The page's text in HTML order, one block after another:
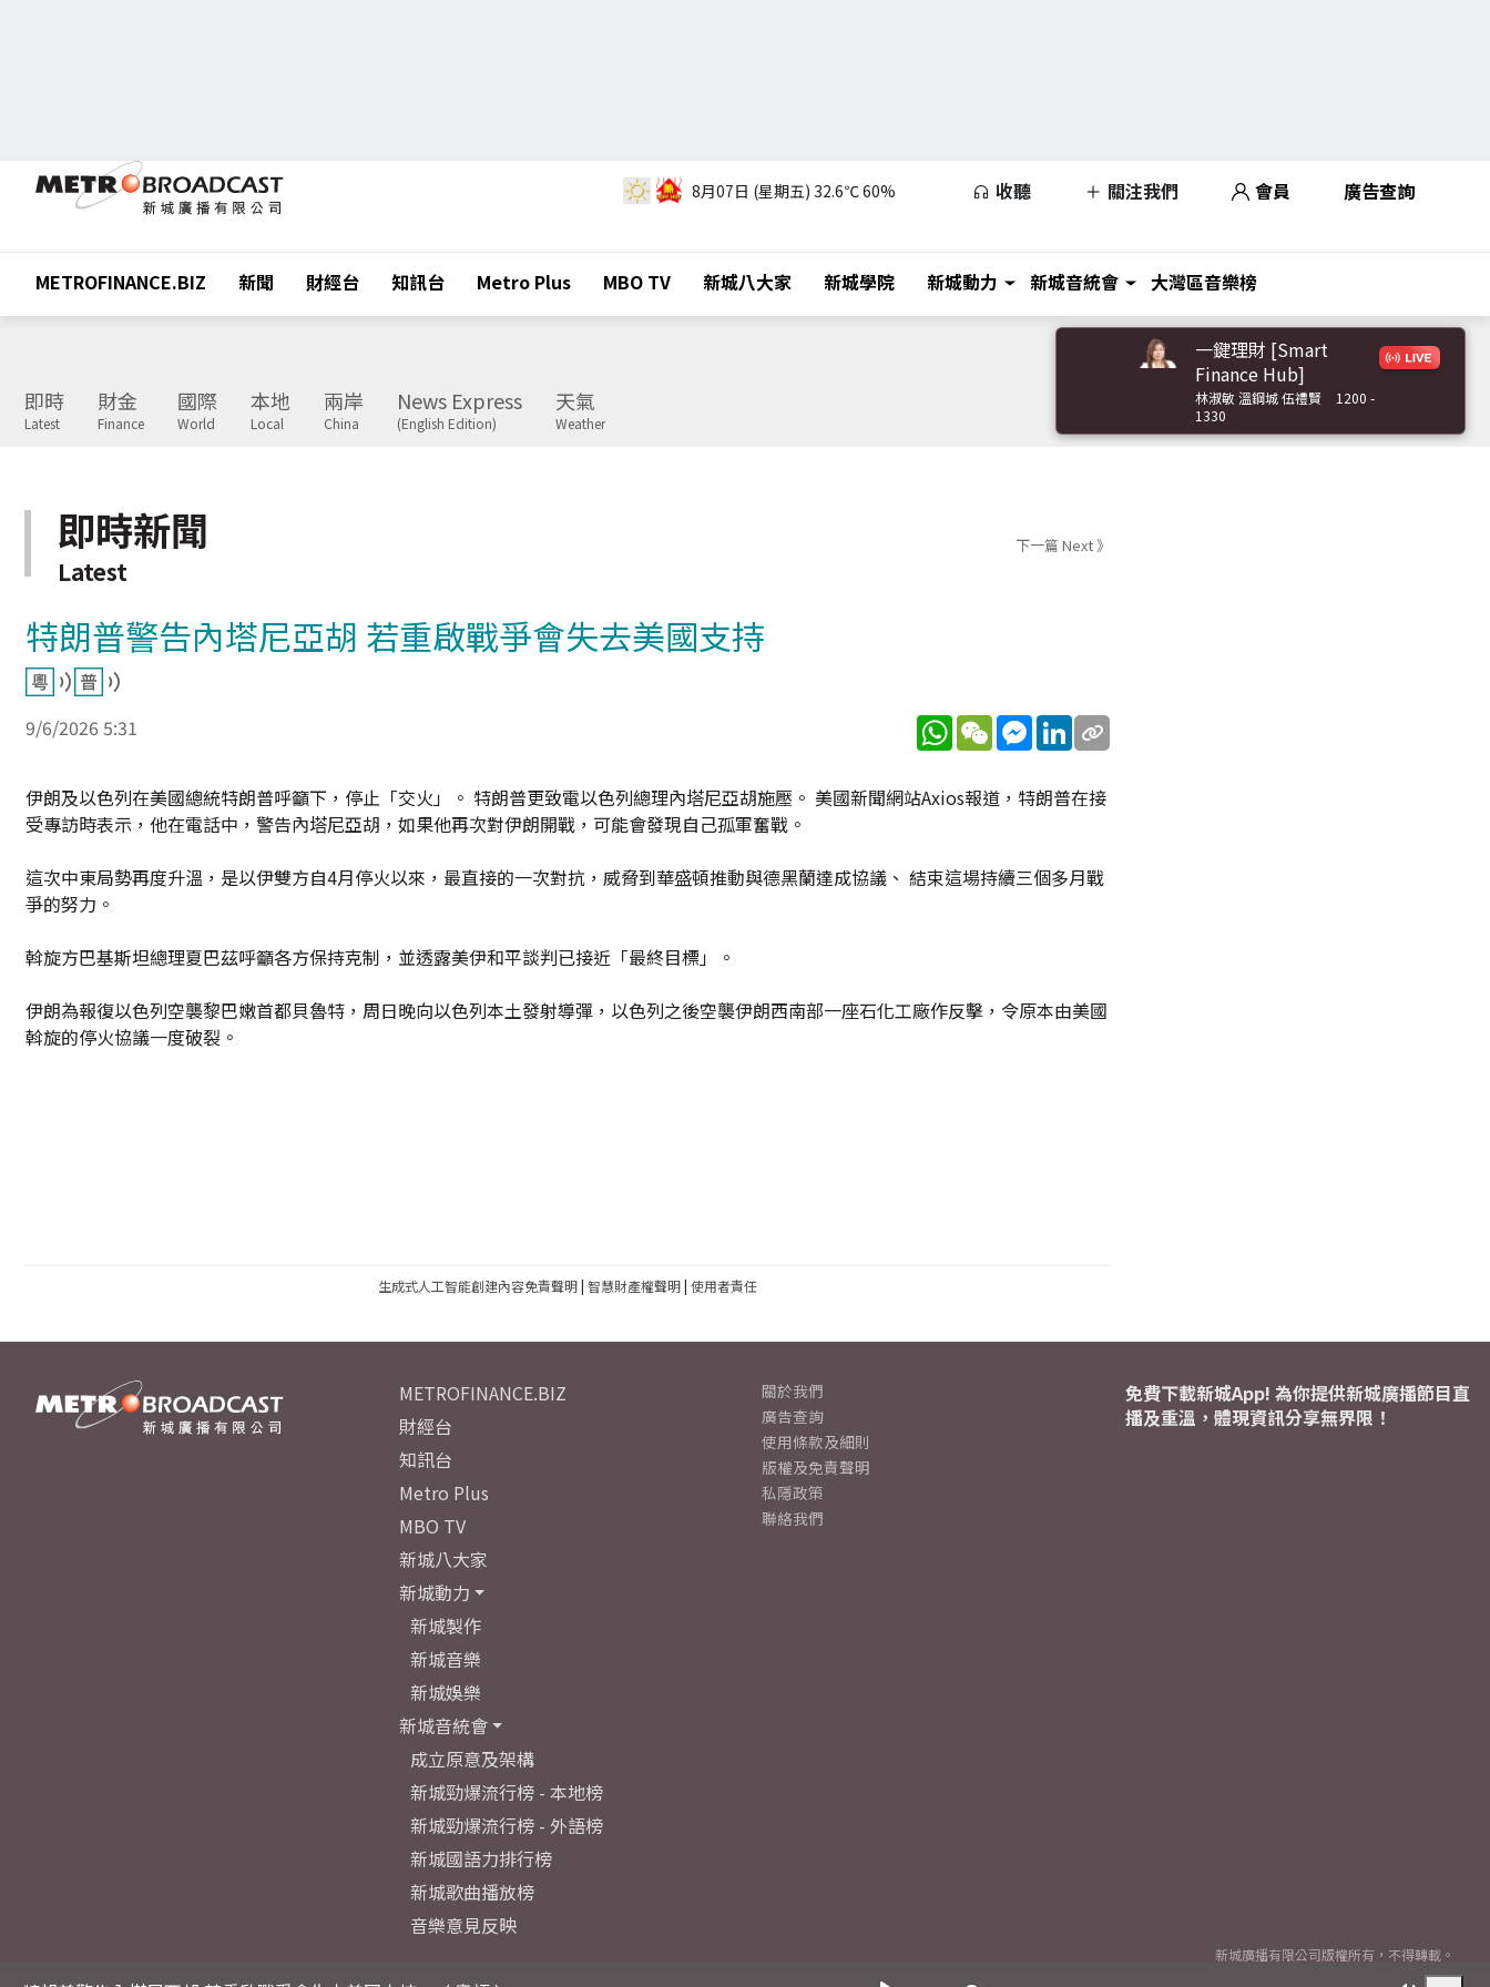
8月07日 (星期五) 32.6℃60% 收聽 關注我們 會員 廣告查詢
METROFINANCE.BIZ 新聞 財經台 知訊台 Metro Plus MBO TV 新城八大家 新城學院 新城動力 新城音統會 大灣區音樂榜
即時
Latest
財金
Finance
國際
World
本地
Local
兩岸
China
News Express
(English Edition)
天氣
Weather
一鍵理財 [Smart
Finance Hub]
林淑敏 溫鋼城 伍禮賢
1200 -
1330
即時新聞
Latest
下一篇 Next 》
特朗普警告內塔尼亞胡 若重啟戰爭會失去美國支持
9/6/2026 5:31 WhatsApp
WeChatMessenger
LinkedIn
伊朗及以色列在美國總統特朗普呼籲下，停止「交火」。 特朗普更致電以色列總理內塔尼亞胡施壓。 美國新聞網站Axios報道，特朗普在接
受專訪時表示，他在電話中，警告內塔尼亞胡，如果他再次對伊朗開戰，可能會發現自己孤軍奮戰。
這次中東局勢再度升溫，是以伊雙方自4月停火以來，最直接的一次對抗，威脅到華盛頓推動與德黑蘭達成協議、 結束這場持續三個多月戰
爭的努力。
斡旋方巴基斯坦總理夏巴茲呼籲各方保持克制，並透露美伊和平談判已接近「最終目標」。
伊朗為報復以色列空襲黎巴嫩首都貝魯特，周日晚向以色列本土發射導彈，以色列之後空襲伊朗西南部一座石化工廠作反擊，令原本由美國
斡旋的停火協議一度破裂。
生成式人工智能創建內容免責聲明| 智慧財產權聲明| 使用者責任
METROFINANCE.BIZ
財經台
知訊台
Metro Plus
MBO TV
新城八大家
新城動力
新城製作
新城音樂
新城娛樂
新城音統會
成立原意及架構
新城勁爆流行榜 - 本地榜
新城勁爆流行榜 - 外語榜
新城國語力排行榜
新城歌曲播放榜
音樂意見反映
關於我們
廣告查詢
使用條款及細則
版權及免責聲明
私隱政策
聯絡我們
免費下載新城App! 為你提供新城廣播節目直
播及重溫，體現資訊分享無界限！
新城廣播有限公司版權所有，不得轉載。
2026© Metro Broadcast Corporation Limited. All rights reserved.